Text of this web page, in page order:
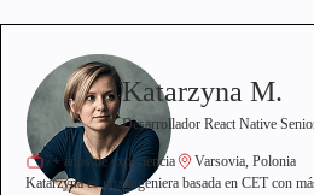
Katarzyna M.
Desarrollador React Native
7+ años de experiencia
Varsovia, Polonia
Katarzyna es una ingeniera basada en CET con